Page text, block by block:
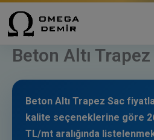
Hakkımızda
Ürünler
Sitede
ara
atla
Beton Altı
Beton Altı Trapez Sac
kalite seçeneklerine göre
TL/mt aralığında